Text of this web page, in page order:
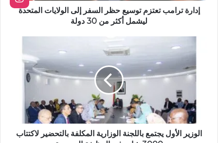
إدارة ترامب تعتزم توسيع حظر السفر إلى الولايات المتحدة
ليشمل أكثر من 30 دولة
الوزير الأول يجتمع باللجنة الوزارية المكلفة بالتحضير لاكتتاب